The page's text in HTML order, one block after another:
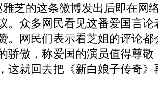
的这条微博发出后即在网
。众多网民看见这番爱国言
。网民们表示看芝姐的评论
骄傲，称爱国的演员值得尊
这就回去把《新白娘子传奇》